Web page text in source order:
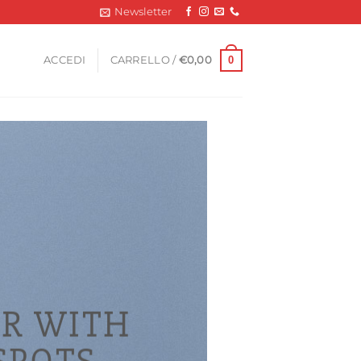
Newsletter
ACCEDI CARRELLO / €0,00 0
WITH